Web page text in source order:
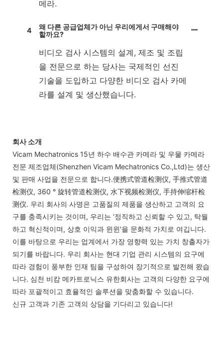
메라.
4
왜 다른 공급업체가 아닌 우리에게서 구매해야
할까요?
비디오 검사 시스템의 설계, 제조 및 조립
을 전문으로 하는 당사는 국제적인 선진
기술을 도입하고 다양한 비디오 검사 카메
라를 설계 및 생산했습니다.
회사 소개
Vicam Mechatronics 15년 하수 배수관 카메라 및 우물 카메라
전문 제조업체(Shenzhen Vicam Mechatronics Co.,Ltd)는 생산
및 판매 사업을 전문으로 합니다.便携式管道检测仪, 手推式管道
检测仪, 360 ° 旋转管道检测仪, 水下视频检测仪, 手持伸缩杆检
测仪. 우리 회사의 사명은 고품질의 제품을 생산하고 고객의 요
구를 충족시키는 것이며, 우리는 '정직하고 신뢰할 수 있고, 탁월
하고 혁신적이며, 상호 이익과 윈윈'을 문화적 가치로 여깁니다.
이를 바탕으로 우리는 업계에서 가장 영향력 있는 가치 창출자가
되기를 바랍니다. 우리 회사는 현대 기업 관리 시스템의 요구에
따라 경험이 풍부한 인재 팀을 구성하여 장기적으로 발전해 왔습
니다. 심천 비캄 메카트로닉스 유한회사는 고객의 다양한 요구에
따라 포괄적이고 효율적인 솔루션을 맞춤화할 수 있습니다.
신규 고객과 기존 고객의 상담을 기다리고 있습니다!